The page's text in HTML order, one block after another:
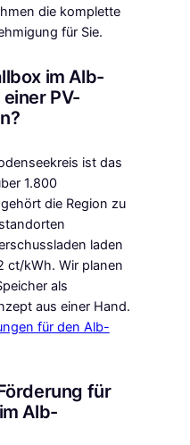
die komplette
für Sie.
im Alb-
PV-
ist das
1.800
die Region zu
laden
ct/kWh. Wir planen
als
aus einer Hand.
für den Alb-
für
Alb-